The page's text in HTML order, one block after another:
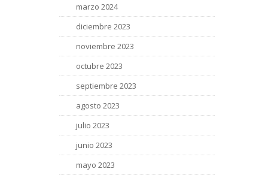
marzo 2024
diciembre 2023
noviembre 2023
octubre 2023
septiembre 2023
agosto 2023
julio 2023
junio 2023
mayo 2023